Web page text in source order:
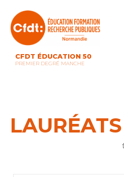
content
CFDT ÉDUCATION 50
PREMIER DEGRÉ MANCHE
LAURÉATS